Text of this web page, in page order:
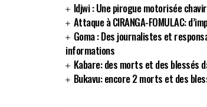
Idjwi : Une pirogue motorisée
Attaque à CIRANGA-FOMULAC:
Goma : Des journalistes et
informations
Kabare: des morts et des blessés
Bukavu: encore 2 morts et des